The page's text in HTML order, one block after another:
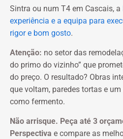
Sintra ou num T4 em Cascais, a
experiência e a equipa para
rigor e bom gosto.
Atenção: no setor das
do primo do vizinho” que
do preço. O resultado? Obras
que voltam, paredes tortas e
como fermento.
Não arrisque. Peça até 3
Perspectiva e compare as